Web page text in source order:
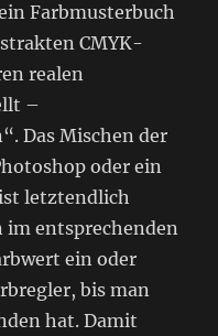
Farbmusterbuch
CMYK-
realen
–
Das Mischen der
oder ein
letztendlich
im entsprechenden
ein oder
bis man
hat. Damit